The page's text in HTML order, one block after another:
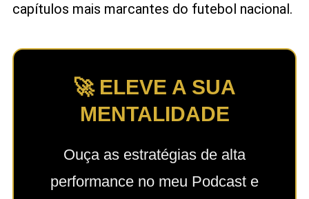
capítulos mais marcantes do futebol nacional.
🚀 ELEVE A SUA
MENTALIDADE
Ouça as estratégias de alta
performance no meu Podcast e